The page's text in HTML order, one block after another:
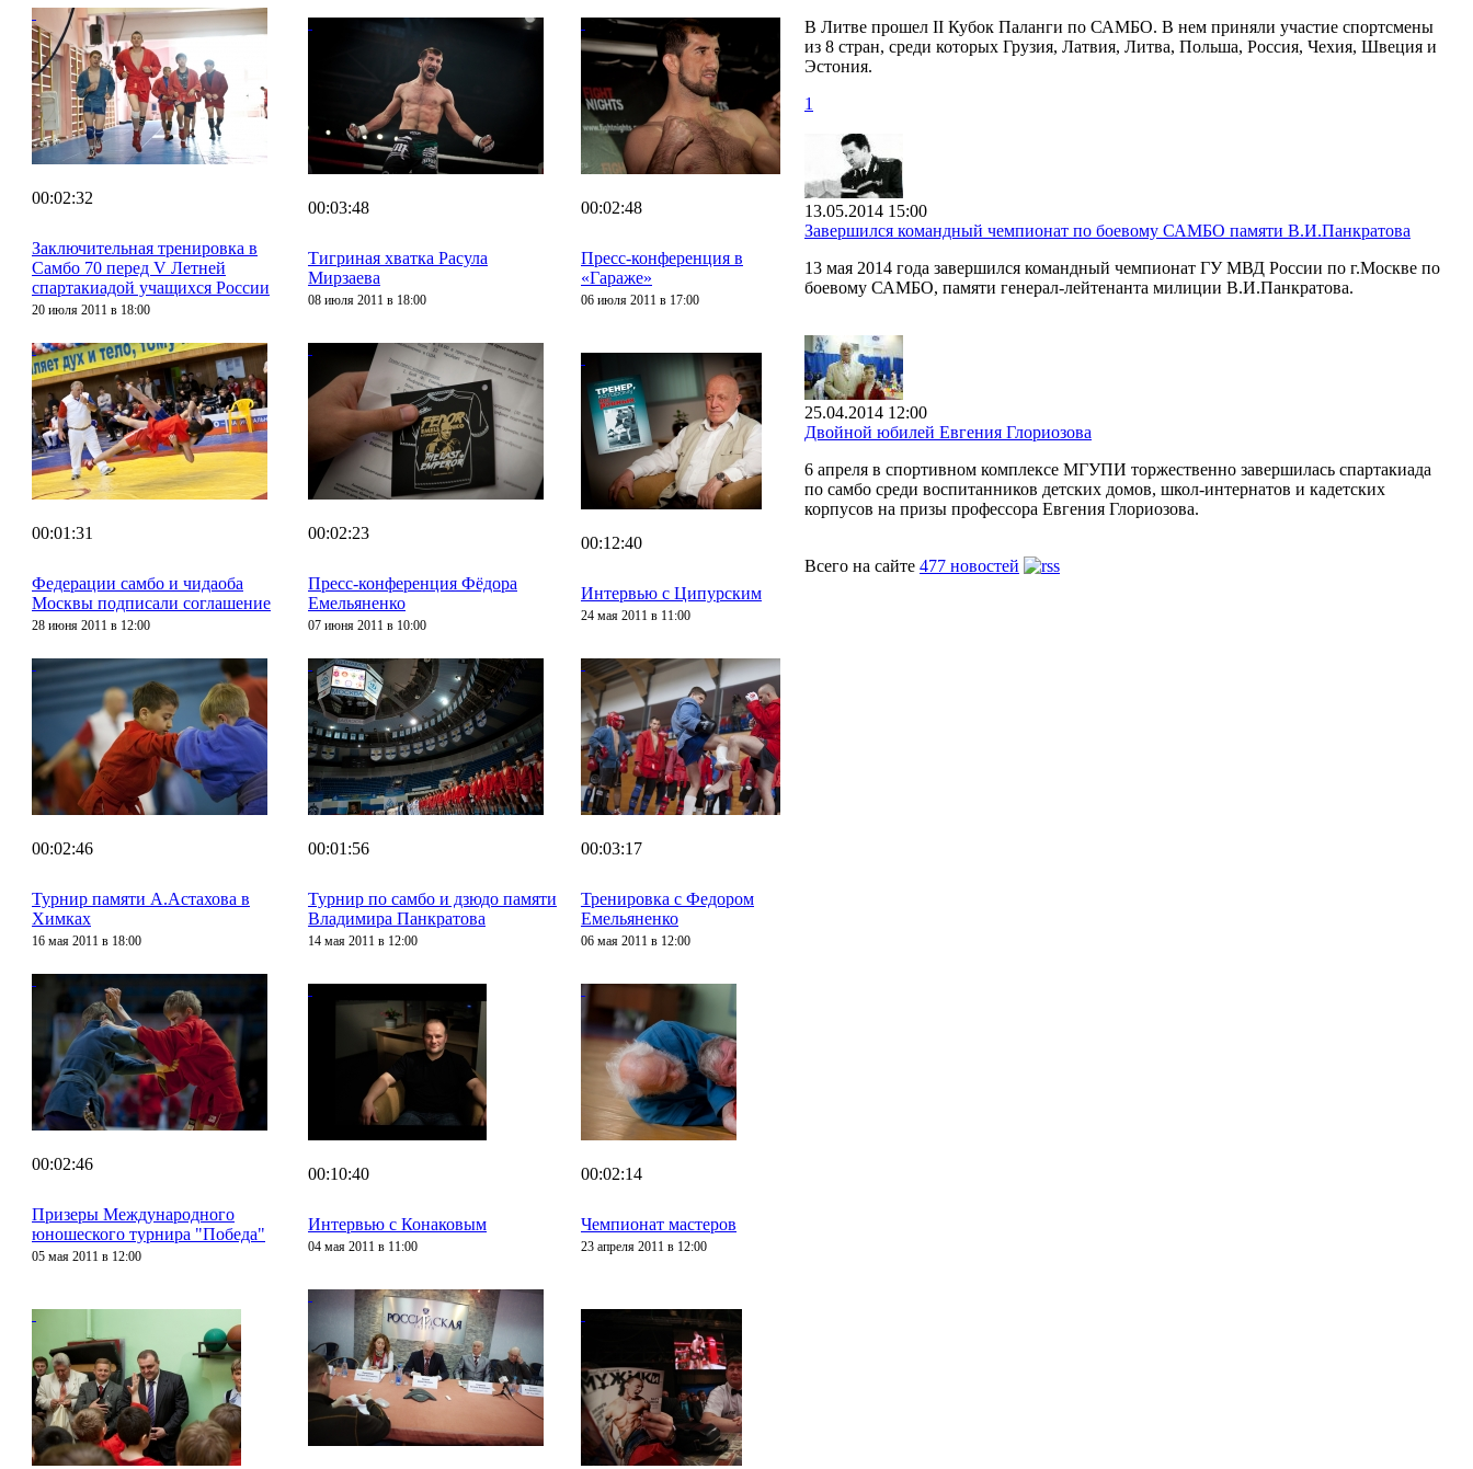
00:02:32
Заключительная тренировка в
Самбо 70 перед V Летней
спартакиадой учащихся России
20 июля 2011 в 18:00
00:03:48
Тигриная хватка Расула
Мирзаева
08 июля 2011 в 18:00
00:02:48
Пресс-конференция в
«Гараже»
06 июля 2011 в 17:00
00:01:31
Федерации самбо и чидаоба
Москвы подписали соглашение
28 июня 2011 в 12:00
00:02:23
Пресс-конференция Фёдора
Емельяненко
07 июня 2011 в 10:00
00:12:40
Интервью с Ципурским
24 мая 2011 в 11:00
00:02:46
Турнир памяти А.Астахова в
Химках
16 мая 2011 в 18:00
00:01:56
Турнир по самбо и дзюдо памяти
Владимира Панкратова
14 мая 2011 в 12:00
00:03:17
Тренировка с Федором
Емельяненко
06 мая 2011 в 12:00
00:02:46
Призеры Международного
юношеского турнира "Победа"
05 мая 2011 в 12:00
00:10:40
Интервью с Конаковым
04 мая 2011 в 11:00
00:02:14
Чемпионат мастеров
23 апреля 2011 в 12:00
В Литве прошел II Кубок Паланги по САМБО. В нем приняли участие спортсмены
из 8 стран, среди которых Грузия, Латвия, Литва, Польша, Россия, Чехия, Швеция и
Эстония.
1
13.05.2014 15:00
Завершился командный чемпионат по боевому САМБО памяти В.И.Панкратова
13 мая 2014 года завершился командный чемпионат ГУ МВД России по г.Москве по
боевому САМБО, памяти генерал-лейтенанта милиции В.И.Панкратова.
25.04.2014 12:00
Двойной юбилей Евгения Глориозова
6 апреля в спортивном комплексе МГУПИ торжественно завершилась спартакиада
по самбо среди воспитанников детских домов, школ-интернатов и кадетских
корпусов на призы профессора Евгения Глориозова.
Всего на сайте 477 новостей